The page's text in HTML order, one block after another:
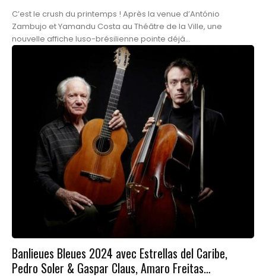
C’est le crush du printemps ! Après la venue d’António
Zambujo et Yamandu Costa au Théâtre de la Ville, une
nouvelle affiche luso-brésilienne pointe déjà...
Banlieues Bleues 2024 avec Estrellas del Caribe,
Pedro Soler & Gaspar Claus, Amaro Freitas…